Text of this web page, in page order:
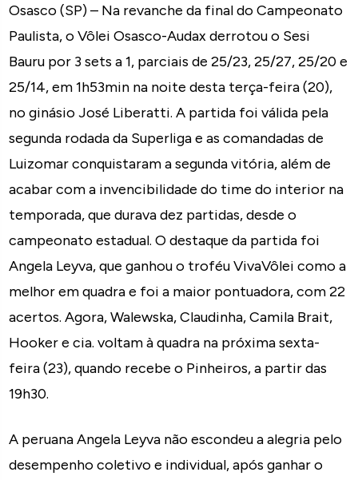
Osasco (SP) – Na revanche da final do Campeonato
Paulista, o Vôlei Osasco-Audax derrotou o Sesi
Bauru por 3 sets a 1, parciais de 25/23, 25/27, 25/20 e
25/14, em 1h53min na noite desta terça-feira (20),
no ginásio José Liberatti. A partida foi válida pela
segunda rodada da Superliga e as comandadas de
Luizomar conquistaram a segunda vitória, além de
acabar com a invencibilidade do time do interior na
temporada, que durava dez partidas, desde o
campeonato estadual. O destaque da partida foi
Angela Leyva, que ganhou o troféu VivaVôlei como a
melhor em quadra e foi a maior pontuadora, com 22
acertos. Agora, Walewska, Claudinha, Camila Brait,
Hooker e cia. voltam à quadra na próxima sexta-
feira (23), quando recebe o Pinheiros, a partir das
19h30.
A peruana Angela Leyva não escondeu a alegria pelo
desempenho coletivo e individual, após ganhar o